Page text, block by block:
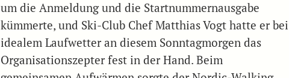
um die Anmeldung und die Startnummernausgabe
kümmerte, und Ski-Club Chef Matthias Vogt hatte er bei
idealem Laufwetter an diesem Sonntagmorgen das
Organisationszepter fest in der Hand. Beim